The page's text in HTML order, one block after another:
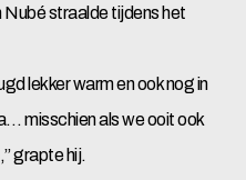
straalde tijdens het
lekker warm en ook nog in
misschien als we ooit ook
grapte hij.